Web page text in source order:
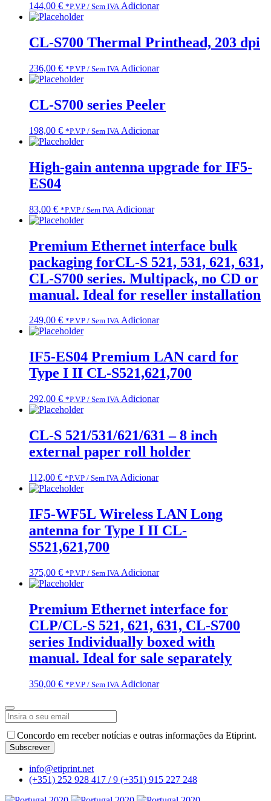
144,00 € *P.V.P / Sem IVA Adicionar
CL-S700 Thermal Printhead, 203 dpi
236,00 € *P.V.P / Sem IVA Adicionar
CL-S700 series Peeler
198,00 € *P.V.P / Sem IVA Adicionar
High-gain antenna upgrade for IF5-
ES04
83,00 € *P.V.P / Sem IVA Adicionar
Premium Ethernet interface bulk
packaging forCL-S 521, 531, 621, 631,
CL-S700 series. Multipack, no CD or
manual. Ideal for reseller installation
249,00 € *P.V.P / Sem IVA Adicionar
IF5-ES04 Premium LAN card for
Type I II CL-S521,621,700
292,00 € *P.V.P / Sem IVA Adicionar
CL-S 521/531/621/631 – 8 inch
external paper roll holder
112,00 € *P.V.P / Sem IVA Adicionar
IF5-WF5L Wireless LAN Long
antenna for Type I II CL-
S521,621,700
375,00 € *P.V.P / Sem IVA Adicionar
Premium Ethernet interface for
CLP/CL-S 521, 621, 631, CL-S700
series Individually boxed with
manual. Ideal for sale separately
350,00 € *P.V.P / Sem IVA Adicionar
Name*
Concordo em receber notícias e outras informações da Etiprint.
Subscrever
info@etiprint.net
(+351) 252 928 417 / 9 (+351) 915 227 248